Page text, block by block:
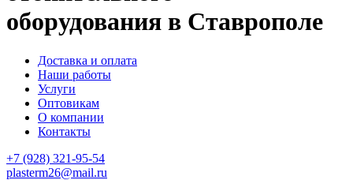
оборудования в Ставрополе
Доставка и оплата
Наши работы
Услуги
Оптовикам
О компании
Контакты
+7 (928) 321-95-54
plasterm26@mail.ru